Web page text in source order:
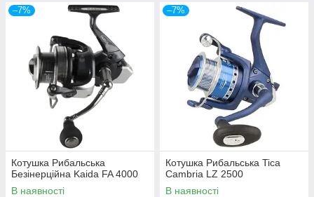
–7%
Котушка Рибальська
Безінерційна Kaida FA 4000
В наявності
–7%
Котушка Рибальська Tica
Cambria LZ 2500
В наявності